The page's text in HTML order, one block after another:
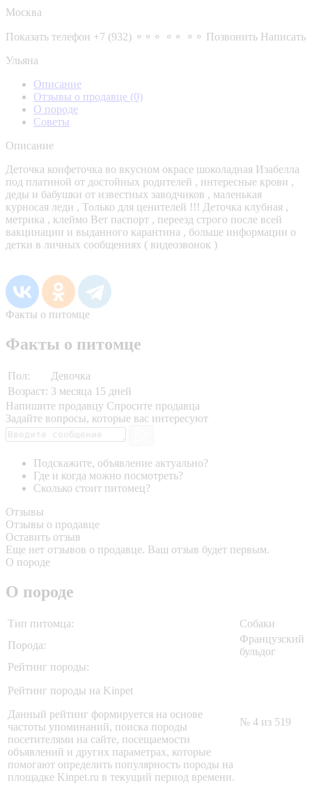
Москва
Показать телефон +7 (932) ⚬⚬⚬ ⚬⚬ ⚬⚬ Позвонить Написать
Ульяна
Описание
Отзывы о продавце (0)
О породе
Советы
Описание
Деточка конфеточка во вкусном окрасе шоколадная Изабелла
под платиной от достойных родителей , интересные крови ,
деды и бабушки от известных заводчиков , маленькая
курносая леди , Только для ценителей !!! Деточка клубная ,
метрика , клеймо Вет паспорт , переезд строго после всей
вакцинации и выданного карантина , больше информации о
детки в личных сообщениях ( видеозвонок )
Факты о питомце
Факты о питомце
Пол:
Девочка
Возраст: 3 месяца 15 дней
Напишите продавцу Спросите продавца
Задайте вопросы, которые вас интересуют
Подскажите, объявление актуально?
Где и когда можно посмотреть?
Сколько стоит питомец?
Отзывы
Отзывы о продавце
Оставить отзыв
Еще нет отзывов о продавце. Ваш отзыв будет первым.
О породе
О породе
Тип питомца:
Собаки
Порода:
Французский
бульдог
Рейтинг породы:
Рейтинг породы на Kinpet
Данный рейтинг формируется на основе
частоты упоминаний, поиска породы
посетителями на сайте, посещаемости
объявлений и других параметрах, которые
помогают определить популярность породы на
площадке Kinpet.ru в текущий период времени.
№ 4 из 519